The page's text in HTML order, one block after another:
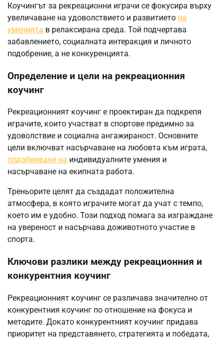
Коучингът за рекреационни играчи се фокусира върху
увеличаване на удоволствието и развитието на
уменията в релаксирана среда. Той подчертава
забавлението, социалната интеракция и личното
подобрение, а не конкуренцията.
Определение и цели на рекреационния
коучинг
Рекреационният коучинг е проектиран да подкрепя
играчите, които участват в спортове предимно за
удоволствие и социална ангажираност. Основните
цели включват насърчаване на любовта към играта,
подобряване на индивидуалните умения и
насърчаване на екипната работа.
Треньорите целят да създадат положителна
атмосфера, в която играчите могат да учат с темпо,
което им е удобно. Този подход помага за изграждане
на увереност и насърчава доживотното участие в
спорта.
Ключови разлики между рекреационния и
конкурентния коучинг
Рекреационният коучинг се различава значително от
конкурентния коучинг по отношение на фокуса и
методите. Докато конкурентният коучинг придава
приоритет на представянето, стратегията и победата,